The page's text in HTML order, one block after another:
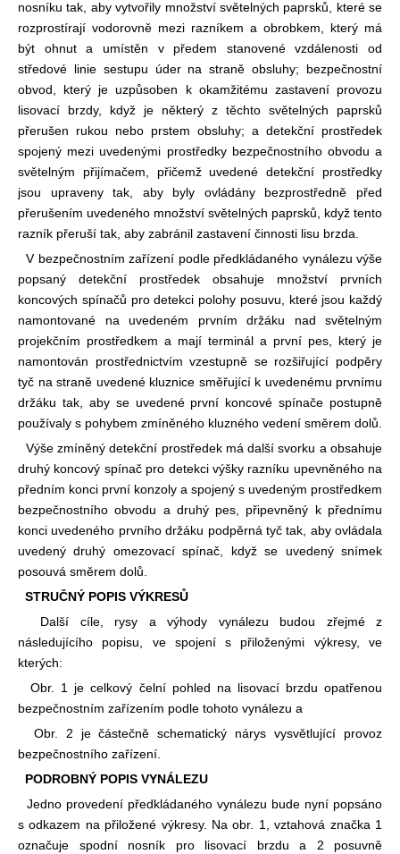
nosníku tak, aby vytvořily množství světelných paprsků, které se
rozprostírají vodorovně mezi razníkem a obrobkem, který má
být ohnut a umístěn v předem stanovené vzdálenosti od
středové linie sestupu úder na straně obsluhy; bezpečnostní
obvod, který je uzpůsoben k okamžitému zastavení provozu
lisovací brzdy, když je některý z těchto světelných paprsků
přerušen rukou nebo prstem obsluhy; a detekční prostředek
spojený mezi uvedenými prostředky bezpečnostního obvodu a
světelným přijímačem, přičemž uvedené detekční prostředky
jsou upraveny tak, aby byly ovládány bezprostředně před
přerušením uvedeného množství světelných paprsků, když tento
razník přeruší tak, aby zabránil zastavení činnosti lisu brzda.
V bezpečnostním zařízení podle předkládaného vynálezu výše
popsaný detekční prostředek obsahuje množství prvních
koncových spínačů pro detekci polohy posuvu, které jsou každý
namontované na uvedeném prvním držáku nad světelným
projekčním prostředkem a mají terminál a první pes, který je
namontován prostřednictvím vzestupně se rozšiřující podpěry
tyč na straně uvedené kluznice směřující k uvedenému prvnímu
držáku tak, aby se uvedené první koncové spínače postupně
používaly s pohybem zmíněného kluzného vedení směrem dolů.
Výše zmíněný detekční prostředek má další svorku a obsahuje
druhý koncový spínač pro detekci výšky razníku upevněného na
předním konci první konzoly a spojený s uvedeným prostředkem
bezpečnostního obvodu a druhý pes, připevněný k přednímu
konci uvedeného prvního držáku podpěrná tyč tak, aby ovládala
uvedený druhý omezovací spínač, když se uvedený snímek
posouvá směrem dolů.
STRUČNÝ POPIS VÝKRESŮ
Další cíle, rysy a výhody vynálezu budou zřejmé z
následujícího popisu, ve spojení s přiloženými výkresy, ve
kterých:
Obr. 1 je celkový čelní pohled na lisovací brzdu opatřenou
bezpečnostním zařízením podle tohoto vynálezu a
Obr. 2 je částečně schematický nárys vysvětlující provoz
bezpečnostního zařízení.
PODROBNÝ POPIS VYNÁLEZU
Jedno provedení předkládaného vynálezu bude nyní popsáno
s odkazem na přiložené výkresy. Na obr. 1, vztahová značka 1
označuje spodní nosník pro lisovací brzdu a 2 posuvně